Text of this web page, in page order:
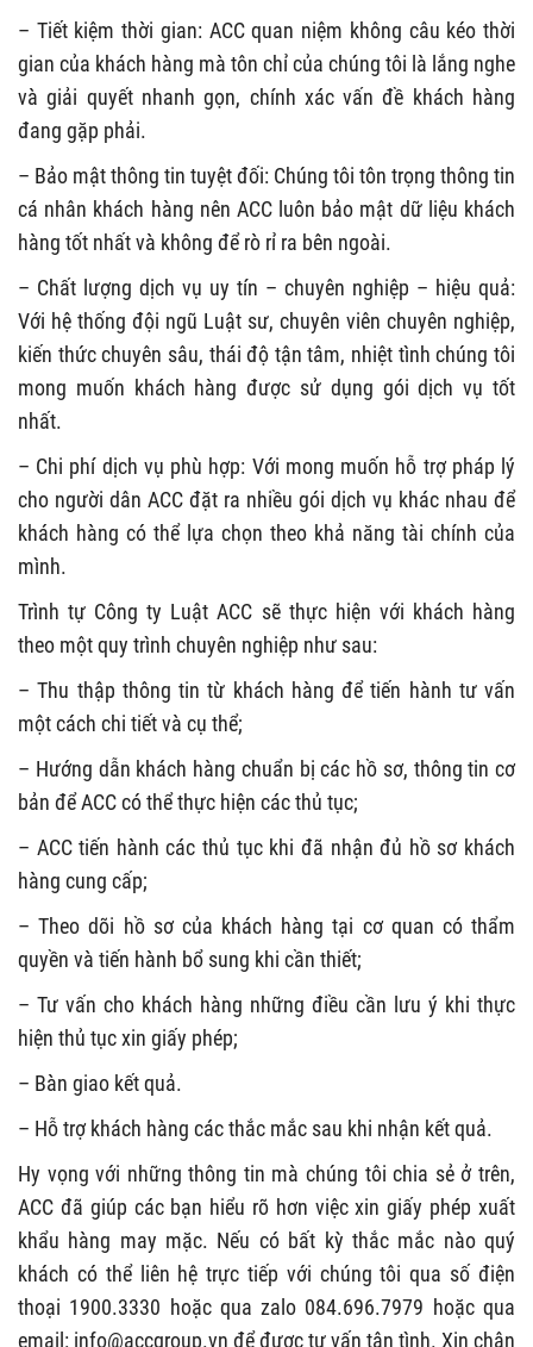
– Tiết kiệm thời gian: ACC quan niệm không câu kéo thời
gian của khách hàng mà tôn chỉ của chúng tôi là lắng nghe
và giải quyết nhanh gọn, chính xác vấn đề khách hàng
đang gặp phải.
– Bảo mật thông tin tuyệt đối: Chúng tôi tôn trọng thông tin
cá nhân khách hàng nên ACC luôn bảo mật dữ liệu khách
hàng tốt nhất và không để rò rỉ ra bên ngoài.
– Chất lượng dịch vụ uy tín – chuyên nghiệp – hiệu quả:
Với hệ thống đội ngũ Luật sư, chuyên viên chuyên nghiệp,
kiến thức chuyên sâu, thái độ tận tâm, nhiệt tình chúng tôi
mong muốn khách hàng được sử dụng gói dịch vụ tốt
nhất.
– Chi phí dịch vụ phù hợp: Với mong muốn hỗ trợ pháp lý
cho người dân ACC đặt ra nhiều gói dịch vụ khác nhau để
khách hàng có thể lựa chọn theo khả năng tài chính của
mình.
Trình tự Công ty Luật ACC sẽ thực hiện với khách hàng
theo một quy trình chuyên nghiệp như sau:
– Thu thập thông tin từ khách hàng để tiến hành tư vấn
một cách chi tiết và cụ thể;
– Hướng dẫn khách hàng chuẩn bị các hồ sơ, thông tin cơ
bản để ACC có thể thực hiện các thủ tục;
– ACC tiến hành các thủ tục khi đã nhận đủ hồ sơ khách
hàng cung cấp;
– Theo dõi hồ sơ của khách hàng tại cơ quan có thẩm
quyền và tiến hành bổ sung khi cần thiết;
– Tư vấn cho khách hàng những điều cần lưu ý khi thực
hiện thủ tục xin giấy phép;
– Bàn giao kết quả.
– Hỗ trợ khách hàng các thắc mắc sau khi nhận kết quả.
Hy vọng với những thông tin mà chúng tôi chia sẻ ở trên,
ACC đã giúp các bạn hiểu rõ hơn việc xin giấy phép xuất
khẩu hàng may mặc. Nếu có bất kỳ thắc mắc nào quý
khách có thể liên hệ trực tiếp với chúng tôi qua số điện
thoại 1900.3330 hoặc qua zalo 084.696.7979 hoặc qua
email: info@accgroup.vn để được tư vấn tận tình. Xin chân